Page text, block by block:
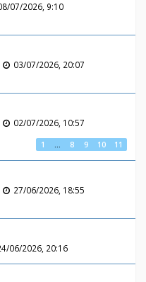
07/2026, 9:10
03/07/2026, 20:07
02/07/2026, 10:57
1 … 8 9 10 11
27/06/2026, 18:55
06/2026, 20:16